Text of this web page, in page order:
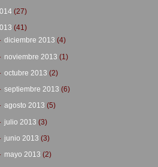
(27)
(41)
diciembre 2013 (4)
noviembre 2013 (1)
octubre 2013 (2)
septiembre 2013 (6)
agosto 2013 (5)
julio 2013 (3)
junio 2013 (3)
mayo 2013 (2)